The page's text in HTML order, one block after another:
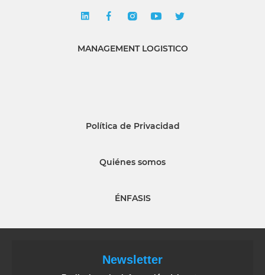
MANAGEMENT LOGISTICO
Política de Privacidad
Quiénes somos
ÉNFASIS
Newsletter